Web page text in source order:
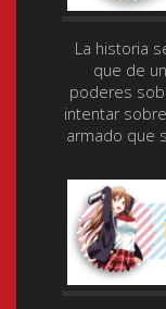
La historia
que de
poderes
intentar
armado que